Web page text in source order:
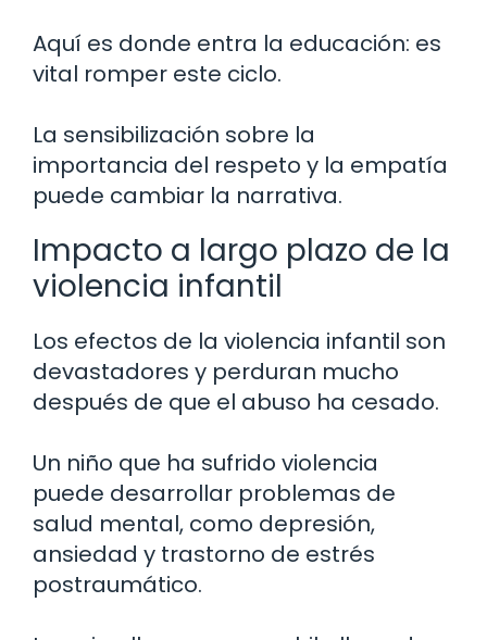
Aquí es donde entra la educación: es
vital romper este ciclo.
La sensibilización sobre la
importancia del respeto y la empatía
puede cambiar la narrativa.
Impacto a largo plazo de la
violencia infantil
Los efectos de la violencia infantil son
devastadores y perduran mucho
después de que el abuso ha cesado.
Un niño que ha sufrido violencia
puede desarrollar problemas de
salud mental, como depresión,
ansiedad y trastorno de estrés
postraumático.